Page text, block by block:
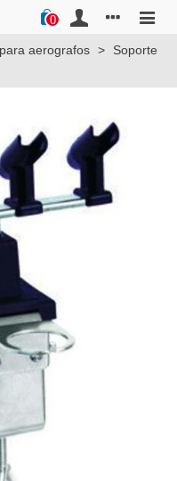
0
aerografos >
Soporte